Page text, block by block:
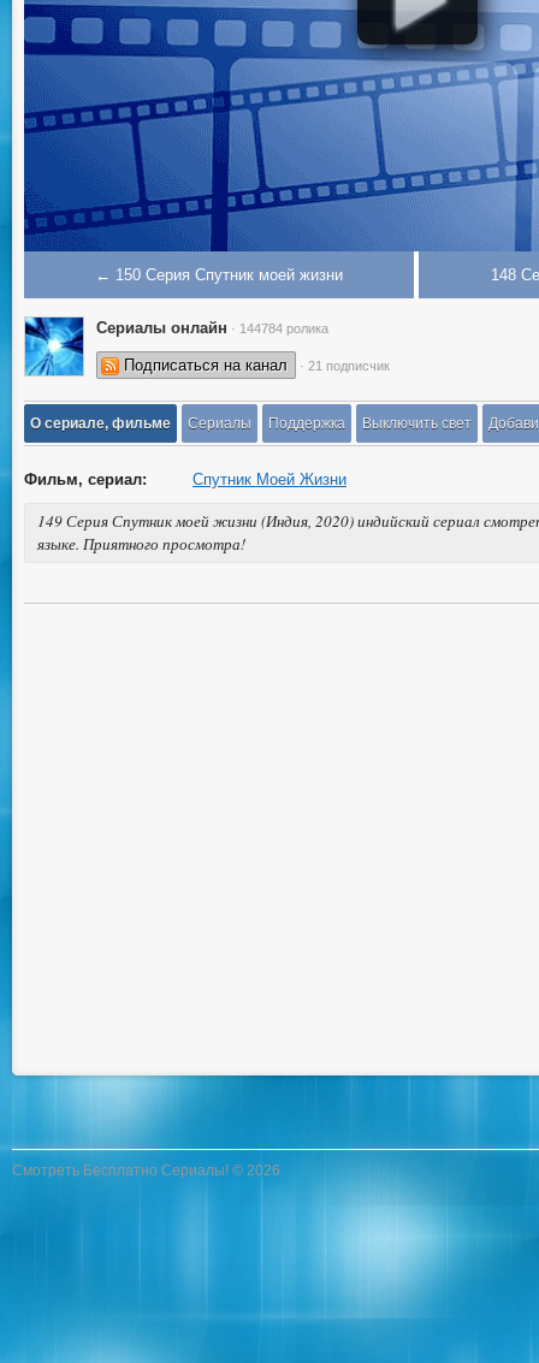
← 150 Серия Спутник моей жизни 148
Сериалы онлайн · 144784 ролика
Подписаться на канал · 21 подписчик
О сериале, фильме Сериалы Поддержка Выключить свет
Фильм, сериал: Спутник Моей Жизни
149 Серия Спутник моей жизни (Индия, 2020) индийский сериал
языке. Приятного просмотра!
Смотреть Бесплатно Сериалы! © 2026